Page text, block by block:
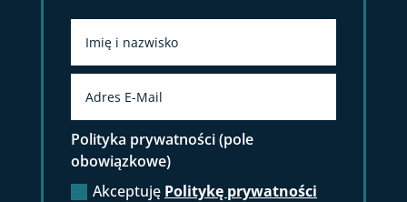
Polityka prywatności (pole
obowiązkowe)
Akceptuję Politykę prywatności